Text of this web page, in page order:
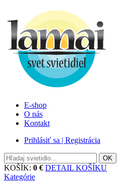
E-shop
O nás
Kontakt
Prihlásiť sa | Registrácia
KOŠÍK: 0 € DETAIL KOŠÍKU
Kategórie